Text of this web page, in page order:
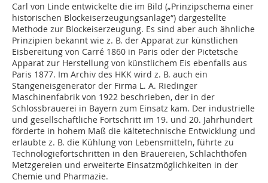
Carl von Linde entwickelte die im Bild („Prinzipschema einer
historischen Blockeiserzeugungsanlage“) dargestellte
Methode zur Blockeiserzeugung. Es sind aber auch ähnliche
Prinzipien bekannt wie z. B. der Apparat zur künstlichen
Eisbereitung von Carré 1860 in Paris oder der Pictetsche
Apparat zur Herstellung von künstlichem Eis ebenfalls aus
Paris 1877. Im Archiv des HKK wird z. B. auch ein
Stangeneisgenerator der Firma L. A. Riedinger
Maschinenfabrik von 1922 beschrieben, der in der
Schlossbrauerei in Bayern zum Einsatz kam. Der industrielle
und gesellschaftliche Fortschritt im 19. und 20. Jahrhundert
förderte in hohem Maß die kältetechnische Entwicklung und
erlaubte z. B. die Kühlung von Lebensmitteln, führte zu
Technologiefortschritten in den Brauereien, Schlachthöfen
Metzgereien und erweiterte Einsatzmöglichkeiten in der
Chemie und Pharmazie.